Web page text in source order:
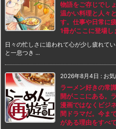
物語をご存じでし
温かい料理と人々
す。仕事や日常に
1冊がここに登場し
日々の忙しさに追われて心が少し疲れて
と一息つき ...
2026年8月4日 : お気
ラーメン好きの常
開がここにある。
漫画ではなくビジ
間ドラマだ。今ま
がある理由をすべて